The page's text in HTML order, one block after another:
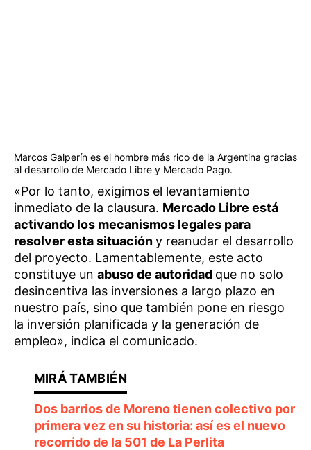
Marcos Galperín es el hombre más rico de la Argentina gracias
al desarrollo de Mercado Libre y Mercado Pago.
«Por lo tanto, exigimos el levantamiento
inmediato de la clausura. Mercado Libre está
activando los mecanismos legales para
resolver esta situacióny reanudar el desarrollo
del proyecto. Lamentablemente, este acto
constituye un abuso de autoridad que no solo
desincentiva las inversiones a largo plazo en
nuestro país, sino que también pone en riesgo
la inversión planificada y la generación de
empleo», indica el comunicado.
Dos barrios de Moreno tienen colectivo por
primera vez en su historia: así es el nuevo
recorrido de la 501 de La Perlita